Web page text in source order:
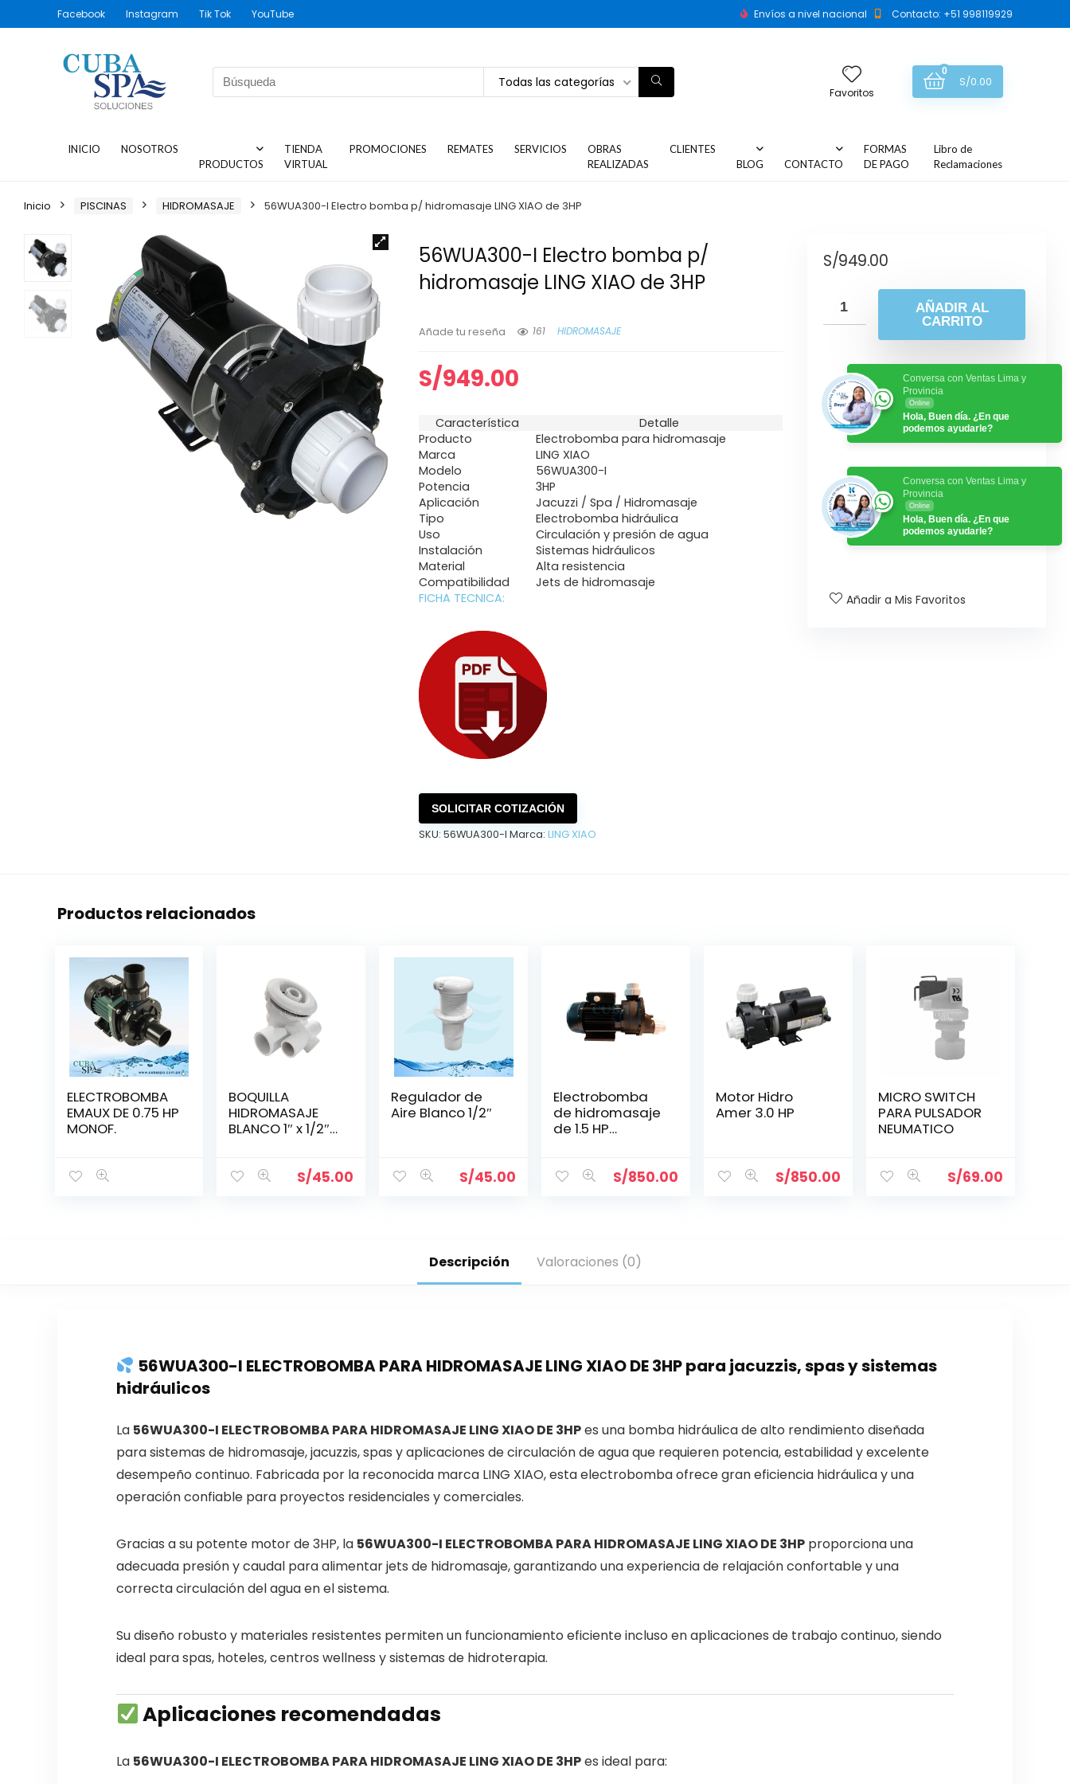
Facebook Instagram Tik Tok YouTube Envíos a nivel nacional Contacto: +51 998119929
Todas las categorías
Favoritos
0
S/0.00
INICIO
NOSOTROS
PRODUCTOS
TIENDA
VIRTUAL
PROMOCIONES REMATES SERVICIOS
OBRAS
REALIZADAS
CLIENTES
BLOG
CONTACTO
FORMAS
DE PAGO
Libro de
Reclamaciones
Inicio PISCINAS HIDROMASAJE 56WUA300-I Electro bomba p/ hidromasaje LING XIAO de 3HP
56WUA300-I Electro bomba p/
hidromasaje LING XIAO de 3HP
Añade tu reseña 161 HIDROMASAJE
S/949.00
Característica
Detalle
Producto
Electrobomba para hidromasaje
Marca
LING XIAO
Modelo
56WUA300-I
Potencia
3HP
Aplicación
Jacuzzi / Spa / Hidromasaje
Tipo
Electrobomba hidráulica
Uso
Circulación y presión de agua
Instalación
Sistemas hidráulicos
Material
Alta resistencia
Compatibilidad
Jets de hidromasaje
FICHA TECNICA:
SOLICITAR COTIZACIÓN
SKU:56WUA300-I Marca:LING XIAO
S/949.00
AÑADIR AL
CARRITO
Conversa con Ventas Lima y
Provincia
Online
Hola, Buen día. ¿En que
podemos ayudarle?
Conversa con Ventas Lima y
Provincia
Online
Hola, Buen día. ¿En que
podemos ayudarle?
Añadir a Mis Favoritos
Productos relacionados
ELECTROBOMBA
EMAUX DE 0.75 HP
MONOF.
BOQUILLA
HIDROMASAJE
BLANCO 1″ x 1/2″-
S/45.00
Regulador de
Aire Blanco 1/2″
S/45.00
Electrobomba
de hidromasaje
de 1.5 HP
USR A150
S/850.00
Motor Hidro
Amer 3.0 HP
S/850.00
MICRO SWITCH
PARA PULSADOR
NEUMATICO
S/69.00
Descripción Valoraciones (0)
56WUA300-I ELECTROBOMBA PARA HIDROMASAJE LING XIAO DE 3HP para jacuzzis, spas y sistemas
hidráulicos
La 56WUA300-I ELECTROBOMBA PARA HIDROMASAJE LING XIAO DE 3HPes una bomba hidráulica de alto rendimiento diseñada
para sistemas de hidromasaje, jacuzzis, spas y aplicaciones de circulación de agua que requieren potencia, estabilidad y excelente
desempeño continuo. Fabricada por la reconocida marca LING XIAO, esta electrobomba ofrece gran eficiencia hidráulica y una
operación confiable para proyectos residenciales y comerciales.
Gracias a su potente motor de 3HP, la 56WUA300-I ELECTROBOMBA PARA HIDROMASAJE LING XIAO DE 3HPproporciona una
adecuada presión y caudal para alimentar jets de hidromasaje, garantizando una experiencia de relajación confortable y una
correcta circulación del agua en el sistema.
Su diseño robusto y materiales resistentes permiten un funcionamiento eficiente incluso en aplicaciones de trabajo continuo, siendo
ideal para spas, hoteles, centros wellness y sistemas de hidroterapia.
Aplicaciones recomendadas
La 56WUA300-I ELECTROBOMBA PARA HIDROMASAJE LING XIAO DE 3HPes ideal para: